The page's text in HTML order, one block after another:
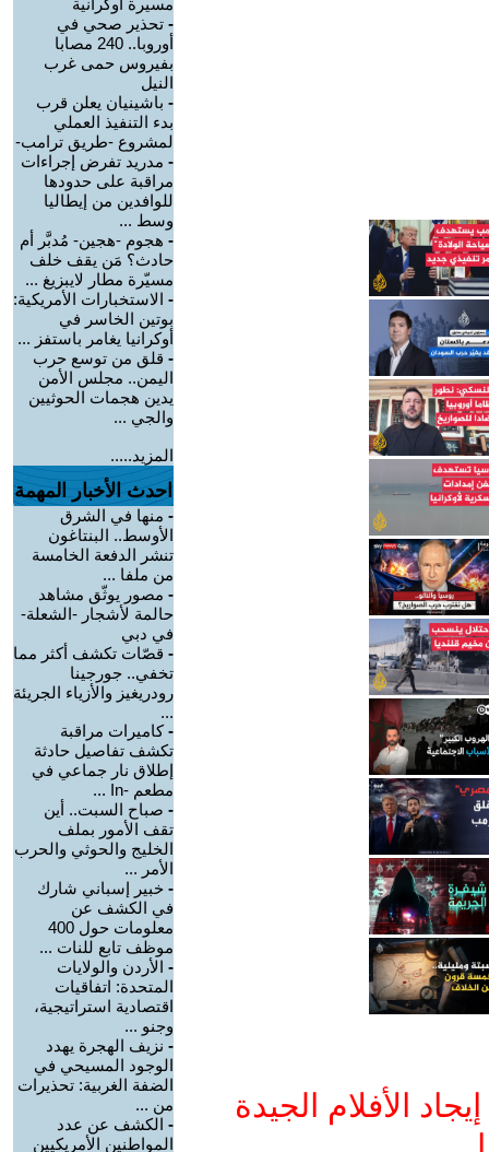
الأفلام الجيدة
مسيرة أوكرانية
- تحذير صحي في
أوروبا.. 240 مصابا
بفيروس حمى غرب
النيل
- باشينيان يعلن قرب
بدء التنفيذ العملي
لمشروع -طريق ترامب-
- مدريد تفرض إجراءات
مراقبة على حدودها
للوافدين من إيطاليا
وسط ...
- هجوم -هجين- مُدبَّر أم
حادث؟ مَن يقف خلف
مسيّرة مطار لايبزيغ ...
- الاستخبارات الأمريكية:
بوتين الخاسر في
أوكرانيا يغامر باستفز ...
- قلق من توسع حرب
اليمن.. مجلس الأمن
يدين هجمات الحوثيين
والجي ...
المزيد.....
احدث الأخبار المهمة
- منها في الشرق
الأوسط.. البنتاغون
تنشر الدفعة الخامسة
من ملفا ...
- مصور يوثّق مشاهد
حالمة لأشجار -الشعلة-
في دبي
- قصّات تكشف أكثر مما
تخفي.. جورجينا
رودريغيز والأزياء الجريئة
...
-كاميرات مراقبة
تكشف تفاصيل حادثة
إطلاق نار جماعي في
مطعم -In ...
- صباح السبت.. أين
تقف الأمور بملف
الخليج والحوثي والحرب
الأمر ...
- خبير إسباني شارك
في الكشف عن
معلومات حول 400
موظف تابع للنات ...
- الأردن والولايات
المتحدة: اتفاقيات
اقتصادية استراتيجية،
وجنو ...
- نزيف الهجرة يهدد
الوجود المسيحي في
الضفة الغربية: تحذيرات
من ...
- الكشف عن عدد
المواطنين الأمريكيين